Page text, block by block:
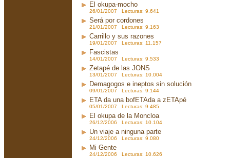
El okupa-mocho
26/01/2007 Lecturas: 9.641
Será por cordones
21/01/2007 Lecturas: 9.163
Carrillo y sus razones
19/01/2007 Lecturas: 11.157
Fascistas
14/01/2007 Lecturas: 9.533
Zetapé de las JONS
13/01/2007 Lecturas: 10.004
Demagogos e ineptos sin solución
09/01/2007 Lecturas: 9.144
ETA da una bofETAda a zETApé
05/01/2007 Lecturas: 9.485
El okupa de la Moncloa
26/12/2006 Lecturas: 10.104
Un viaje a ninguna parte
24/12/2006 Lecturas: 9.080
Mi Gente
24/12/2006 Lecturas: 10.626